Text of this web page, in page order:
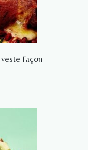
façon